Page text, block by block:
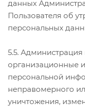
данных
Пользователя об
персональных
5.5.
организационные
персональной
неправомерного
уничтожения,